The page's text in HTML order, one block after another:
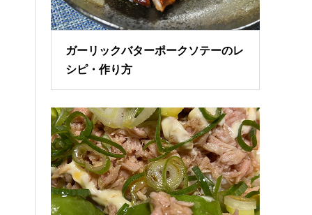
ガーリックバターポークソテーのレ
シピ・作り方